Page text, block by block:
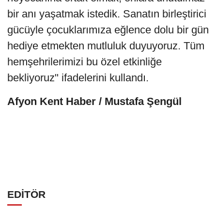
bir anı yaşatmak istedik. Sanatın birleştirici
gücüyle çocuklarımıza eğlence dolu bir gün
hediye etmekten mutluluk duyuyoruz. Tüm
hemşehrilerimizi bu özel etkinliğe
bekliyoruz" ifadelerini kullandı.
Afyon Kent Haber / Mustafa Şengül
EDİTÖR